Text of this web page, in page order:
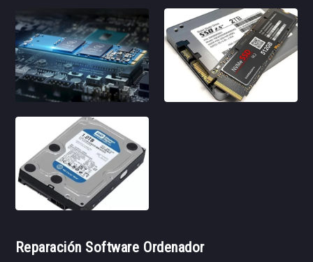
Reparación Software Ordenador